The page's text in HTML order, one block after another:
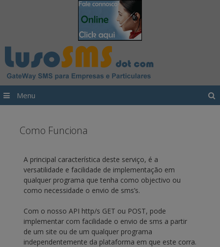
Menu
Como Funciona
A principal característica deste serviço, é a
versatilidade e facilidade de implementação em
qualquer programa que tenha como objectivo ou
como necessidade o envio de sms’s.
Com o nosso API http/s GET ou POST, pode
implementar com facilidade o envio de sms a partir
de um site ou de um qualquer programa
independentemente da plataforma em que este corra.